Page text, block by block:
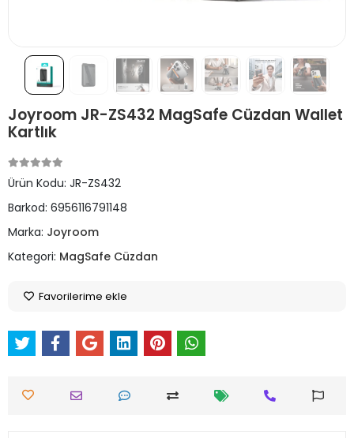
Joyroom JR-ZS432 MagSafe Cüzdan Wallet
Kartlık
Ürün Kodu: JR-ZS432
Barkod: 6956116791148
Marka: Joyroom
Kategori: MagSafe Cüzdan
Favorilerime ekle